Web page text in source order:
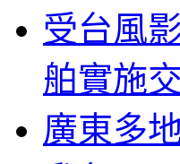
受台風
舶實施
廣東多